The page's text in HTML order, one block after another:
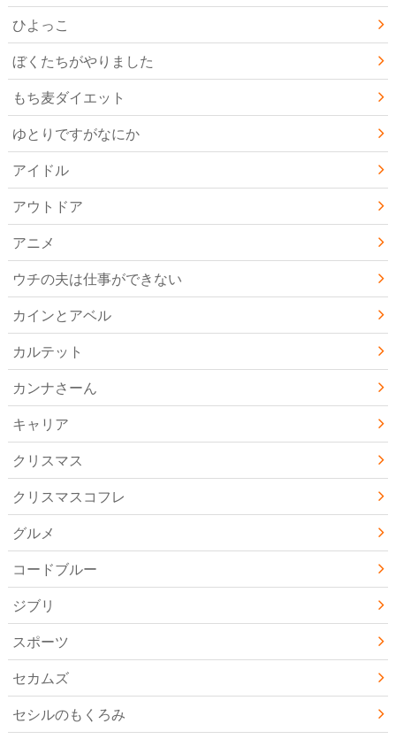
ひよっこ
ぼくたちがやりました
もち麦ダイエット
ゆとりですがなにか
アイドル
アウトドア
アニメ
ウチの夫は仕事ができない
カインとアベル
カルテット
カンナさーん
キャリア
クリスマス
クリスマスコフレ
グルメ
コードブルー
ジブリ
スポーツ
セカムズ
セシルのもくろみ